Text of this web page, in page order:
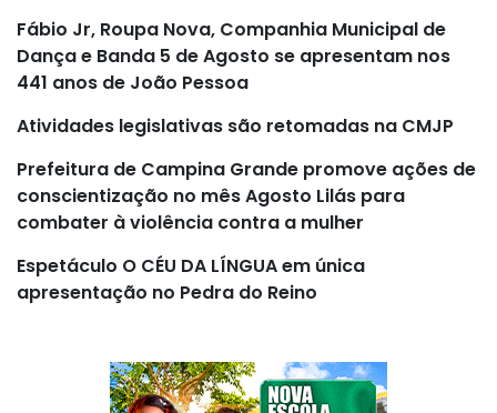
Fábio Jr, Roupa Nova, Companhia Municipal de
Dança e Banda 5 de Agosto se apresentam nos
441 anos de João Pessoa
Atividades legislativas são retomadas na CMJP
Prefeitura de Campina Grande promove ações de
conscientização no mês Agosto Lilás para
combater à violência contra a mulher
Espetáculo O CÉU DA LÍNGUA em única
apresentação no Pedra do Reino